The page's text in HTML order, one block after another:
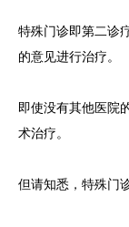
特殊门诊即第二诊
的意见进行治疗。
即使没有其他医院
术治疗。
但请知悉，特殊门